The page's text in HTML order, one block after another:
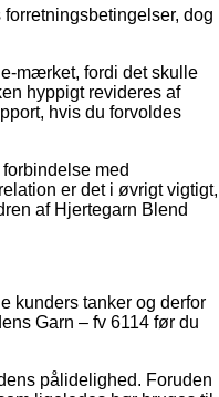
dog
mærket, fordi det skulle
hyppigt revideres af
hvis du forvoldes
med
er det i øvrigt vigtigt,
af Hjertegarn Blend
kunders tanker og derfor
Garn – fv 6114 før du
pålidelighed. Foruden